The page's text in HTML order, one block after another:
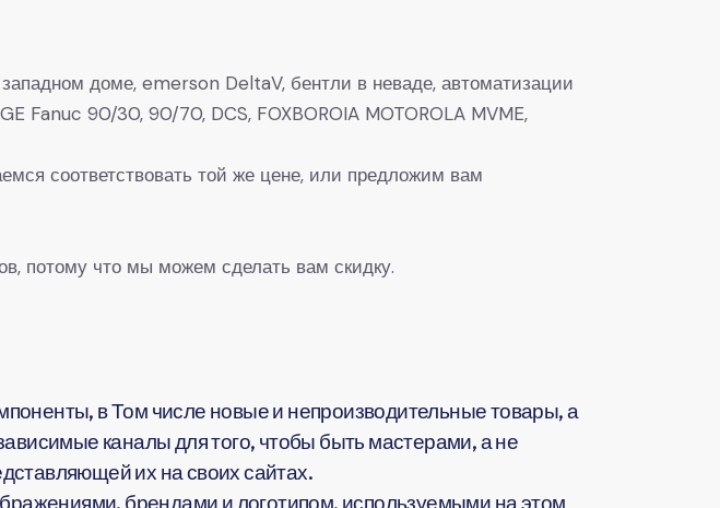
доме, emerson DeltaV, бентли в неваде, автоматизации
Fanuc 90/30, 90/70, DCS, FOXBOROIA MOTOROLA MVME,
соответствовать той же цене, или предложим вам
потому что мы можем сделать вам скидку.
в Том числе новые и непроизводительные товары, а
каналы для того, чтобы быть мастерами, а не
их на своих сайтах.
брендами и логотипом, используемыми на этом